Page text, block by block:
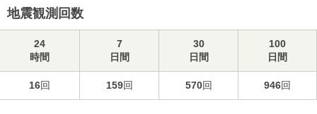
地震観測回数
24
時間
7
日間
30
日間
100
日間
16回 159回 570回 946回